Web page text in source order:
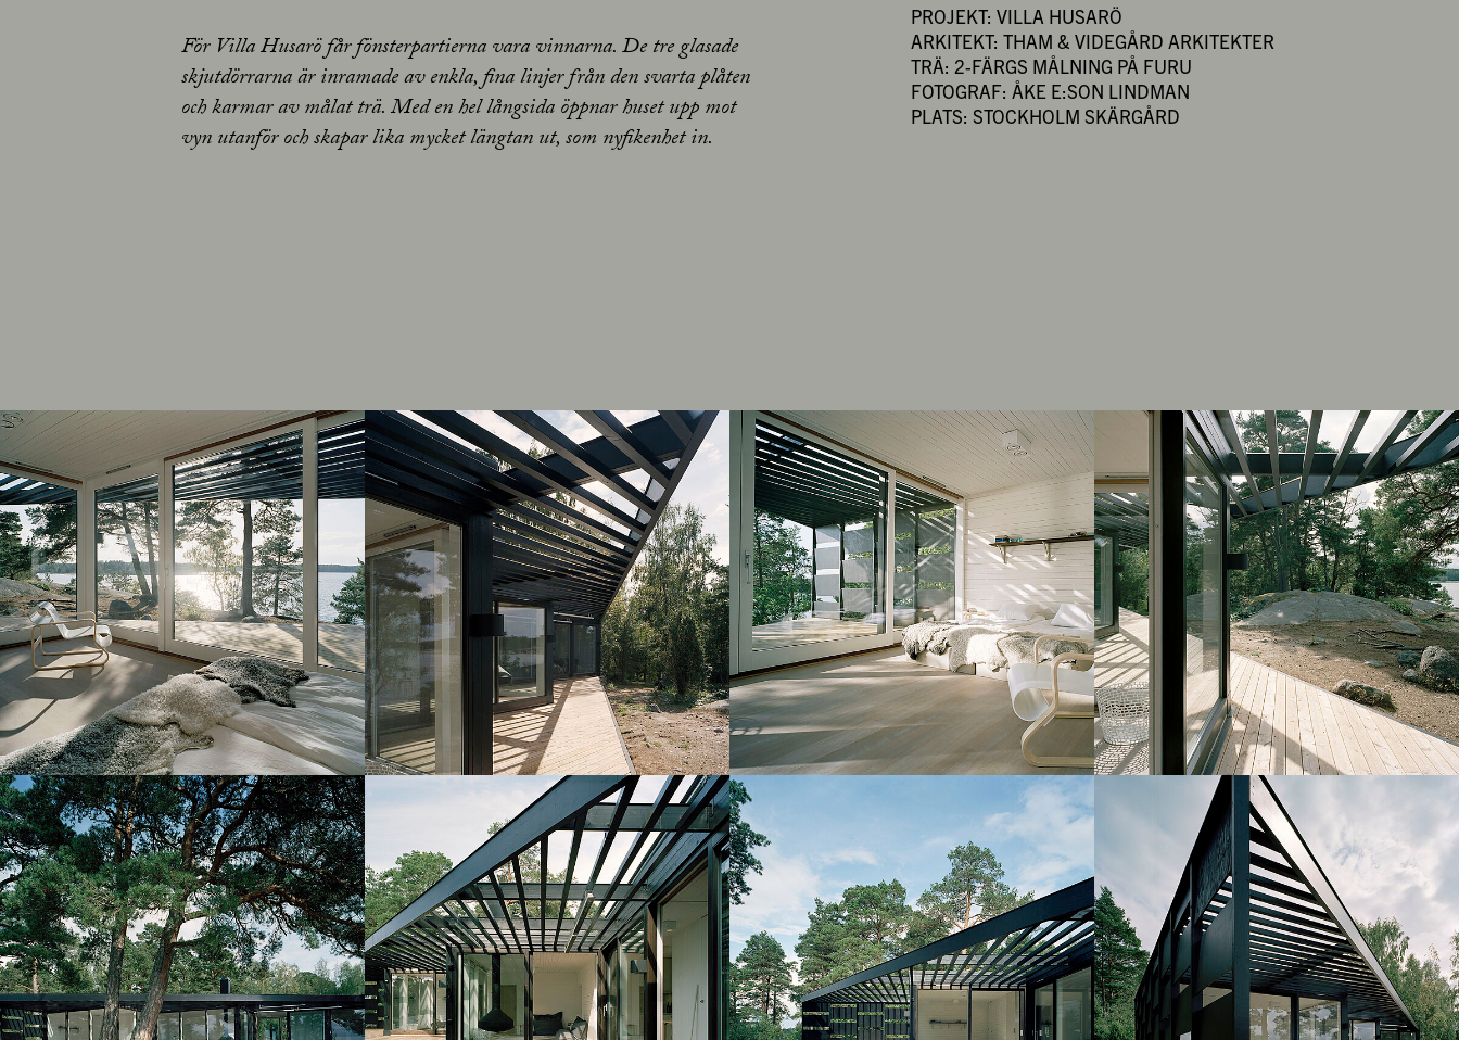
För Villa Husarö får fönsterpartierna vara vinnarna. De tre glasade
skjutdörrarna är inramade av enkla, fina linjer från den svarta plåten
och karmar av målat trä. Med en hel långsida öppnar huset upp mot
vyn utanför och skapar lika mycket längtan ut, som nyfikenhet in.
PROJEKT: VILLA HUSARÖ
ARKITEKT: THAM & VIDEGÅRD ARKITEKTER
TRÄ: 2-FÄRGS MÅLNING PÅ FURU
FOTOGRAF: ÅKE E:SON LINDMAN
PLATS: STOCKHOLM SKÄRGÅRD